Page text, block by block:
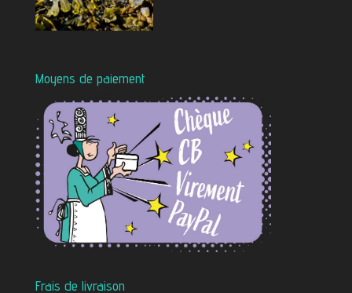
Moyens de paiement
Frais de livraison